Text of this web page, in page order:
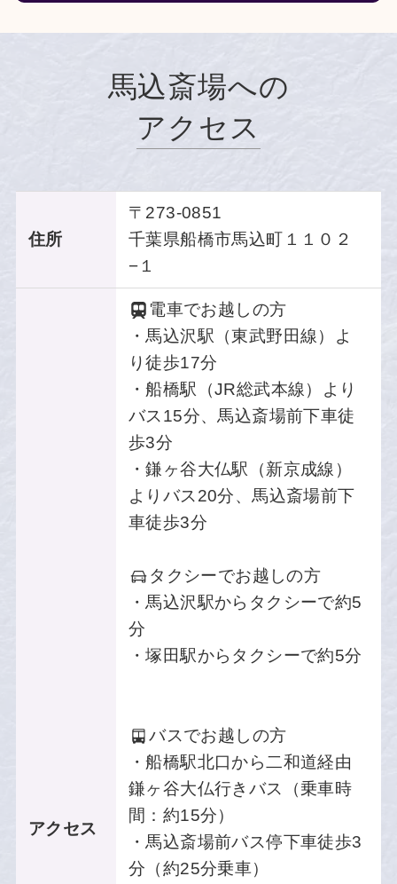
馬込斎場への
アクセス
住所
〒273-0851
千葉県船橋市馬込町１１０２
−１
アクセス
電車でお越しの方
・馬込沢駅（東武野田線）よ
り徒歩17分
・船橋駅（JR総武本線）より
バス15分、馬込斎場前下車徒
歩3分
・鎌ヶ谷大仏駅（新京成線）
よりバス20分、馬込斎場前下
車徒歩3分
タクシーでお越しの方
・馬込沢駅からタクシーで約5
分
・塚田駅からタクシーで約5分
バスでお越しの方
・船橋駅北口から二和道経由
鎌ヶ谷大仏行きバス（乗車時
間：約15分）
・馬込斎場前バス停下車徒歩3
分（約25分乗車）